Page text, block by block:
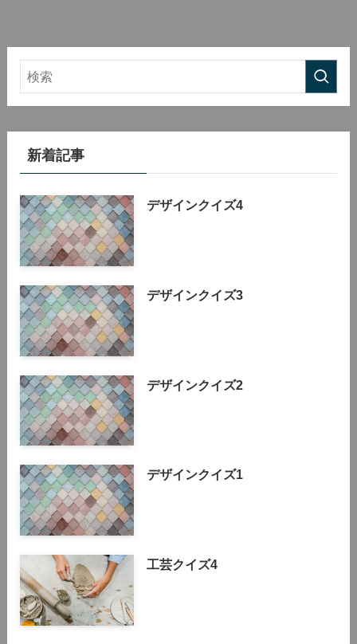
新着記事
デザインクイズ4
デザインクイズ3
デザインクイズ2
デザインクイズ1
工芸クイズ4